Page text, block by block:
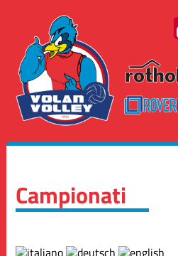
Campionati